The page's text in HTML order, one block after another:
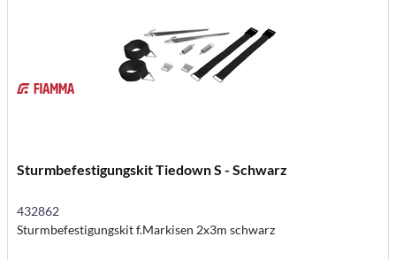
Sturmbefestigungskit Tiedown S - Schwarz
432862
Sturmbefestigungskit f.Markisen 2x3m schwarz